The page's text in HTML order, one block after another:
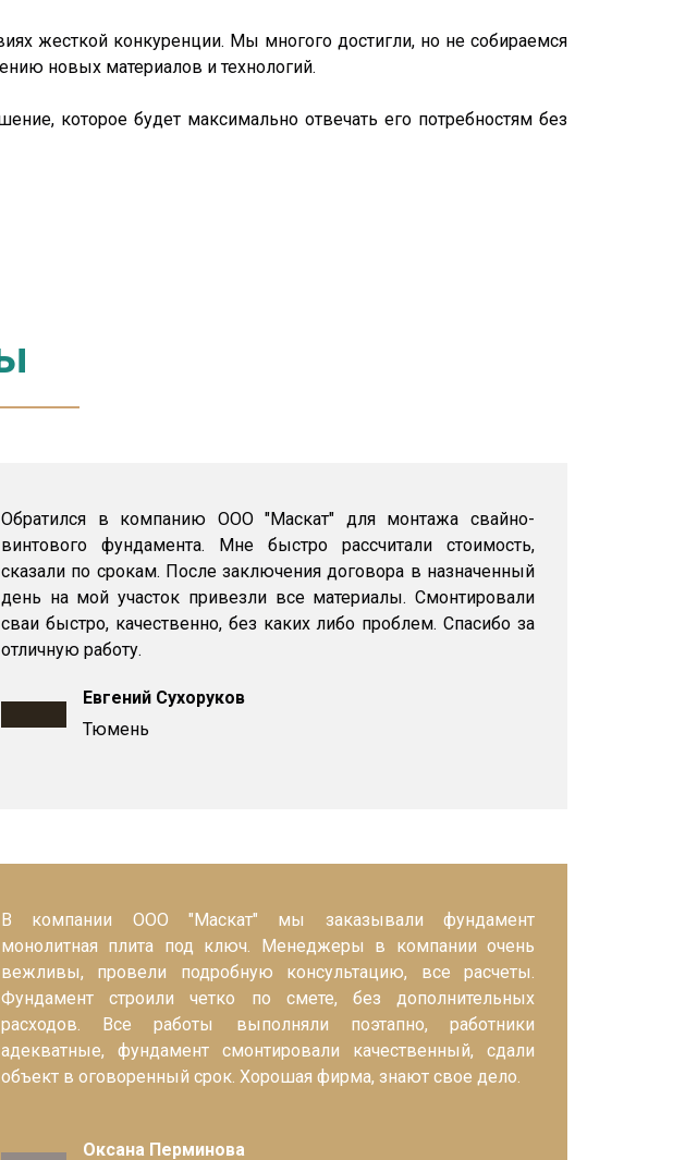
жесткой конкуренции. Мы многого достигли, но не собираемся
новых материалов и технологий.
которое будет максимально отвечать его потребностям без
Обратился в компанию ООО "Маскат" для монтажа свайно-
винтового фундамента. Мне быстро рассчитали стоимость,
сказали по срокам. После заключения договора в назначенный
день на мой участок привезли все материалы. Смонтировали
сваи быстро, качественно, без каких либо проблем. Спасибо за
отличную работу.
Евгений Сухоруков
Тюмень
В компании ООО "Маскат" мы заказывали фундамент
монолитная плита под ключ. Менеджеры в компании очень
вежливы, провели подробную консультацию, все расчеты.
Фундамент строили четко по смете, без дополнительных
расходов. Все работы выполняли поэтапно, работники
адекватные, фундамент смонтировали качественный, сдали
объект в оговоренный срок. Хорошая фирма, знают свое дело.
Оксана Перминова